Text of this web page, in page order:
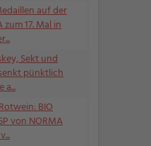
auf der
zum 17. Mal in
Sekt und
pünktlich
a...
BIO
von NORMA